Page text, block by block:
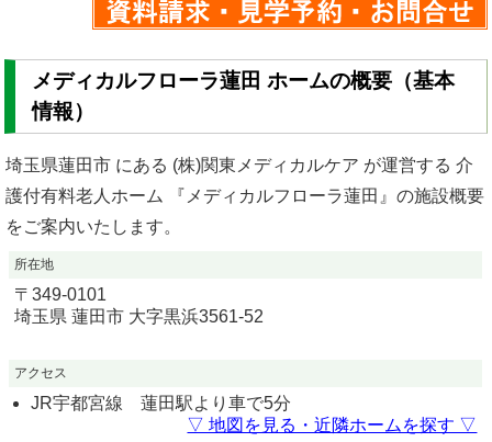
メディカルフローラ蓮田 ホームの概要（基本
情報）
埼玉県蓮田市 にある (株)関東メディカルケア が運営する 介
護付有料老人ホーム 『メディカルフローラ蓮田』の施設概要
をご案内いたします。
所在地
〒349-0101
埼玉県 蓮田市 大字黒浜3561-52
アクセス
JR宇都宮線 蓮田駅より車で5分
▽ 地図を見る・近隣ホームを探す ▽